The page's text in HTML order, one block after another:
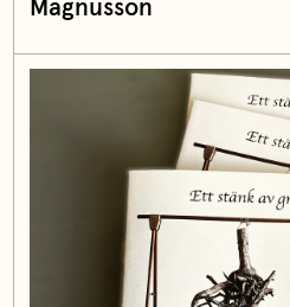
Magnusson